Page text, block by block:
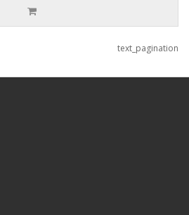
text_pagination